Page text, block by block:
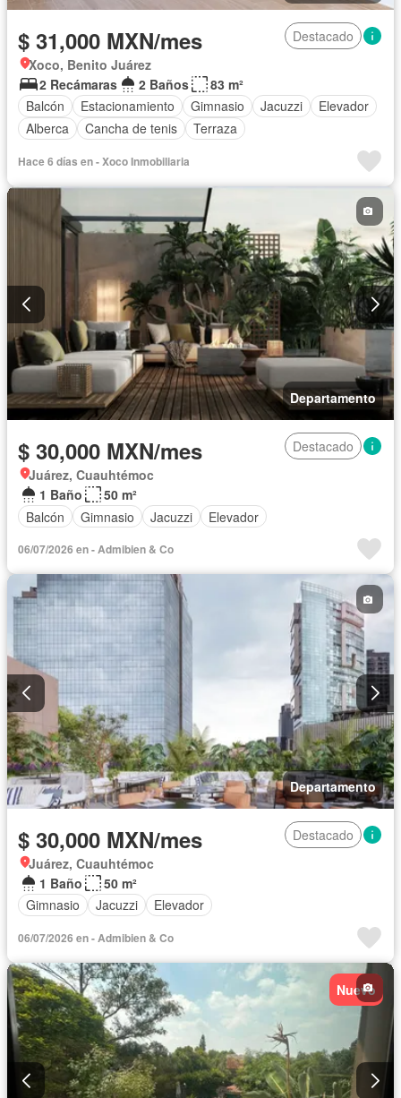
$ 31,000 MXN/mes
Destacado
Xoco, Benito Juárez
2 Recámaras
2 Baños
83 m²
Balcón
Estacionamiento Gimnasio Jacuzzi
Elevador
Alberca
Cancha de tenis Terraza
Hace 6 días en - Xoco Inmobiliaria
Departamento
$ 30,000 MXN/mes
Destacado
Juárez, Cuauhtémoc
1 Baño
50 m²
Balcón
Gimnasio Jacuzzi Elevador
06/07/2026 en - Admibien & Co
Departamento
$ 30,000 MXN/mes
Destacado
Juárez, Cuauhtémoc
1 Baño
50 m²
Gimnasio
Jacuzzi Elevador
06/07/2026 en - Admibien & Co
Nuevo